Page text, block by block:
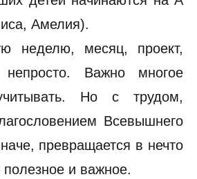
Амелия).
неделю, месяц, проект,
Важно многое
Но с трудом,
Всевышнего
превращается в нечто
и важное.